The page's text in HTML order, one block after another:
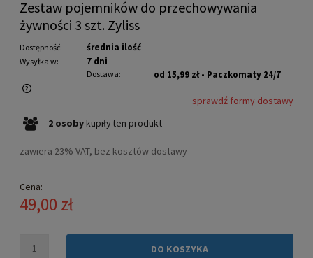
Zestaw pojemników do przechowywania
żywności 3 szt. Zyliss
Dostępność: średnia ilość
Wysyłka w: 7 dni
Dostawa: od 15,99 zł - Paczkomaty 24/7
Cena nie zawiera ewentualnych kosztów płatności
sprawdź formy dostawy
2 osoby kupiły ten produkt
zawiera 23% VAT, bez kosztów dostawy
Cena:
49,00 zł
DO KOSZYKA